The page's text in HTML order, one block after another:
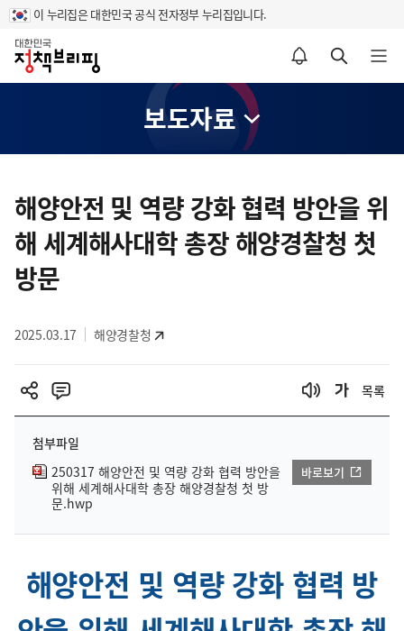
이 누리집은 대한민국 공식 전자정부 누리집입니다.
홈
알림설정 바로가기 검색 바로가기 메뉴 열기
보도자료
텐
츠
영
역
해양안전 및 역량 강화 협력 방안을 위
해 세계해사대학 총장 해양경찰청 첫
방문
2025.03.17 해양경찰청
목록
첨부파일
250317 해양안전 및 역량 강화 협력 방안을
위해 세계해사대학 총장 해양경찰청 첫 방
문.hwp
바로보기
해양안전 및 역량 강화 협력 방